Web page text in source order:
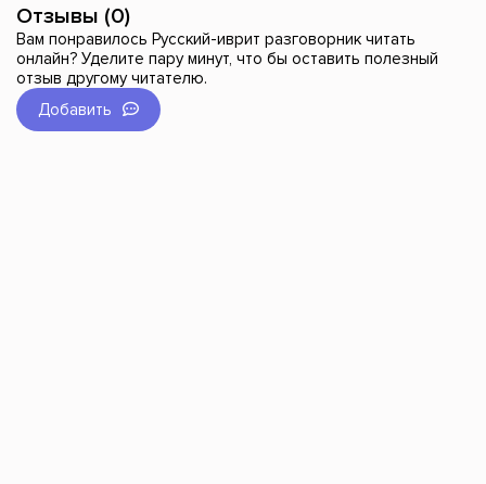
Отзывы (0)
Вам понравилось Русский-иврит разговорник читать
онлайн? Уделите пару минут, что бы оставить полезный
отзыв другому читателю.
Добавить